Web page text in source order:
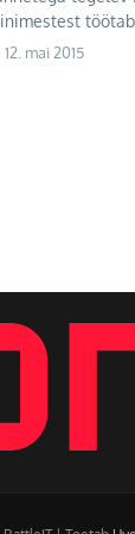
töötab
12. mai 2015